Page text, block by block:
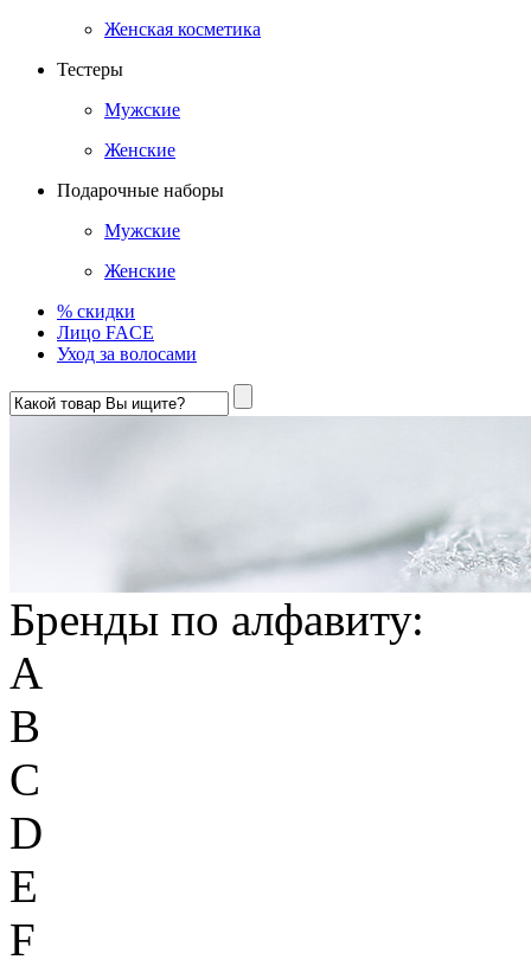
Женская косметика
Тестеры
Мужские
Женские
Подарочные наборы
Мужские
Женские
% скидки
Лицо FACE
Уход за волосами
Бренды по алфавиту:
A
B
C
D
E
F